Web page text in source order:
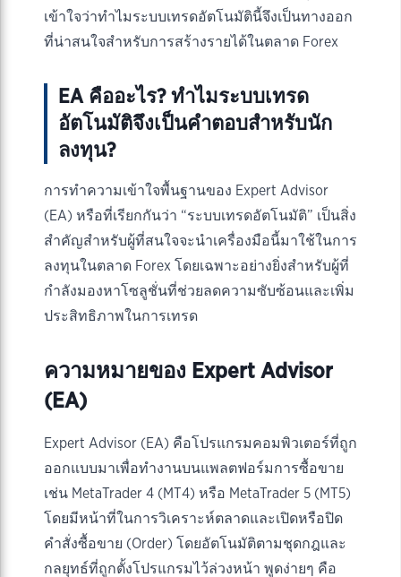
เข้าใจว่าทำไมระบบเทรดอัตโนมัตินี้จึงเป็นทางออก
ที่น่าสนใจสำหรับการสร้างรายได้ในตลาด Forex
EA คืออะไร? ทำไมระบบเทรด
อัตโนมัติจึงเป็นคำตอบสำหรับนัก
ลงทุน?
การทำความเข้าใจพื้นฐานของ Expert Advisor
(EA) หรือที่เรียกกันว่า “ระบบเทรดอัตโนมัติ” เป็นสิ่ง
สำคัญสำหรับผู้ที่สนใจจะนำเครื่องมือนี้มาใช้ในการ
ลงทุนในตลาด Forex โดยเฉพาะอย่างยิ่งสำหรับผู้ที่
กำลังมองหาโซลูชั่นที่ช่วยลดความซับซ้อนและเพิ่ม
ประสิทธิภาพในการเทรด
ความหมายของ Expert Advisor
(EA)
Expert Advisor (EA) คือโปรแกรมคอมพิวเตอร์ที่ถูก
ออกแบบมาเพื่อทำงานบนแพลตฟอร์มการซื้อขาย
เช่น MetaTrader 4 (MT4) หรือ MetaTrader 5 (MT5)
โดยมีหน้าที่ในการวิเคราะห์ตลาดและเปิดหรือปิด
คำสั่งซื้อขาย (Order) โดยอัตโนมัติตามชุดกฎและ
กลยุทธ์ที่ถูกตั้งโปรแกรมไว้ล่วงหน้า พูดง่ายๆ คือ